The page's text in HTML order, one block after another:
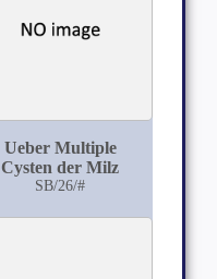
Ueber Multiple
Cysten der Milz
SB/26/#